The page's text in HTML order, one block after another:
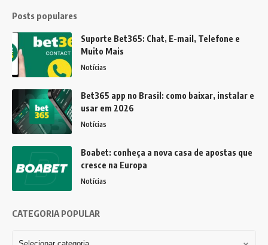
Posts populares
Suporte Bet365: Chat, E-mail, Telefone e
Muito Mais
Notícias
Bet365 app no Brasil: como baixar, instalar e
usar em 2026
Notícias
Boabet: conheça a nova casa de apostas que
cresce na Europa
Notícias
CATEGORIA POPULAR